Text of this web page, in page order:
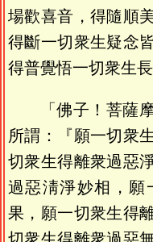
場歡喜音，得隨順
得斷一切衆生疑念
得普覺悟一切衆生
「佛子！菩薩
所謂：『願一切衆
切衆生得離衆過惡
過惡淸淨妙相，願
果，願一切衆生得